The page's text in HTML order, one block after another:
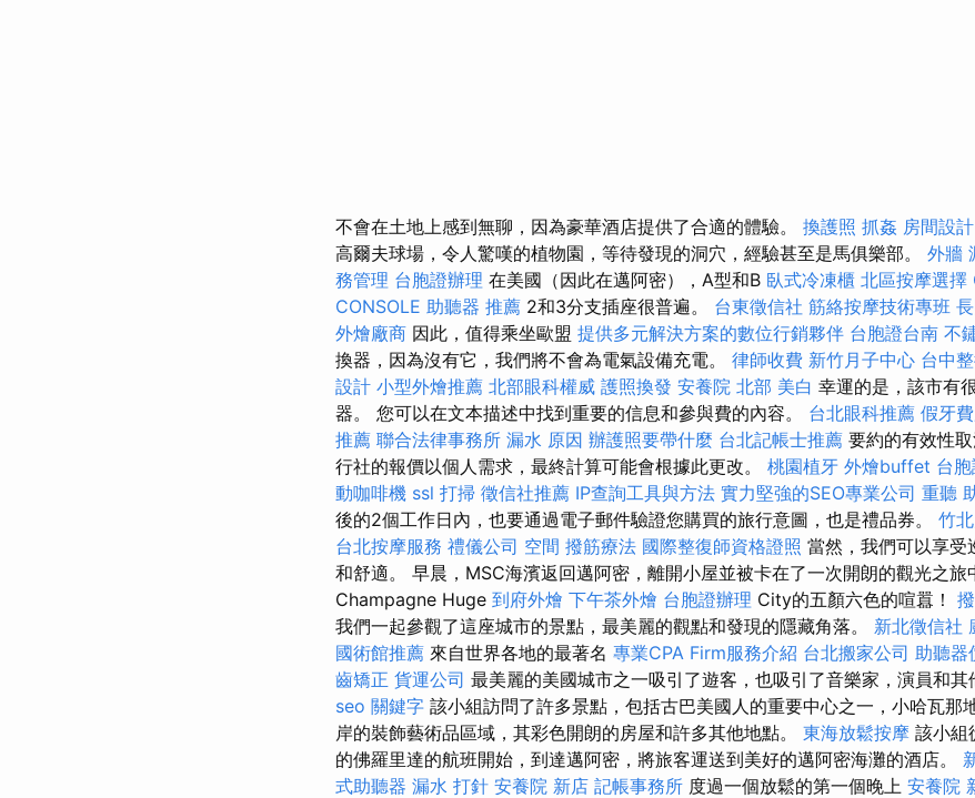
不會在土地上感到無聊，因為豪華酒店提供了合適的體驗。 換護照 抓姦 房間設計
高爾夫球場，令人驚嘆的植物園，等待發現的洞穴，經驗甚至是馬俱樂部。 外牆
務管理 台胞證辦理 在美國（因此在邁阿密），A型和B 臥式冷凍櫃 北區按摩選擇
CONSOLE 助聽器 推薦 2和3分支插座很普遍。 台東徵信社 筋絡按摩技術專班
外燴廠商 因此，值得乘坐歐盟 提供多元解決方案的數位行銷夥伴 台胞證台南 不
換器，因為沒有它，我們將不會為電氣設備充電。 律師收費 新竹月子中心 台中
設計 小型外燴推薦 北部眼科權威 護照換發 安養院 北部 美白 幸運的是，該市有
器。 您可以在文本描述中找到重要的信息和參與費的內容。 台北眼科推薦 假牙
推薦 聯合法律事務所 漏水 原因 辦護照要帶什麼 台北記帳士推薦 要約的有效性
行社的報價以個人需求，最終計算可能會根據此更改。 桃園植牙 外燴buffet 台
動咖啡機 ssl 打掃 徵信社推薦 IP查詢工具與方法 實力堅強的SEO專業公司 重聽
後的2個工作日內，也要通過電子郵件驗證您購買的旅行意圖，也是禮品券。 竹
台北按摩服務 禮儀公司 空間 撥筋療法 國際整復師資格證照 當然，我們可以享受
和舒適。 早晨，MSC海濱返回邁阿密，離開小屋並被卡在了一次開朗的觀光之旅
Champagne Huge 到府外燴 下午茶外燴 台胞證辦理 City的五顏六色的喧囂！
我們一起參觀了這座城市的景點，最美麗的觀點和發現的隱藏角落。 新北徵信社
國術館推薦 來自世界各地的最著名 專業CPA Firm服務介紹 台北搬家公司 助聽器
齒矯正 貨運公司 最美麗的美國城市之一吸引了遊客，也吸引了音樂家，演員和其
seo 關鍵字 該小組訪問了許多景點，包括古巴美國人的重要中心之一，小哈瓦那
岸的裝飾藝術品區域，其彩色開朗的房屋和許多其他地點。 東海放鬆按摩 該小組
的佛羅里達的航班開始，到達邁阿密，將旅客運送到美好的邁阿密海灘的酒店。
式助聽器 漏水 打針 安養院 新店 記帳事務所 度過一個放鬆的第一個晚上 安養院